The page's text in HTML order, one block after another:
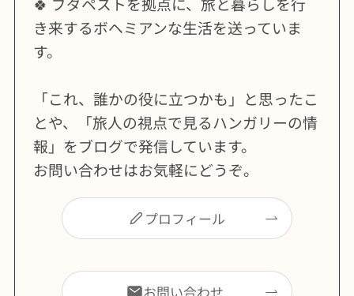
き来するボヘミアンな生活を送っていま
す。
「これ、誰かの役に立つかも」と思ったこ
とや、「旅人の視点で見るハンガリーの情
報」をブログで発信しています。
お問い合わせはお気軽にどうぞ。
プロフィール
お問い合わせ